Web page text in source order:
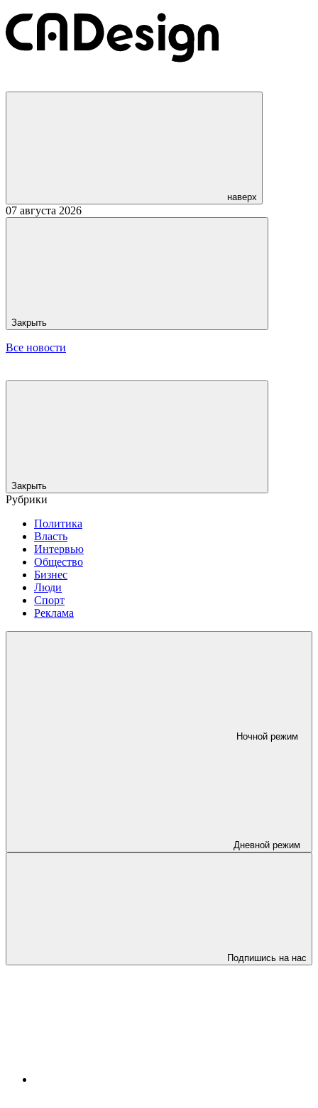
наверх
07 августа 2026
Закрыть
Все новости
Закрыть
Рубрики
Политика
Власть
Интервью
Общество
Бизнес
Люди
Спорт
Реклама
Ночной режим
Дневной режим
Подпишись на нас